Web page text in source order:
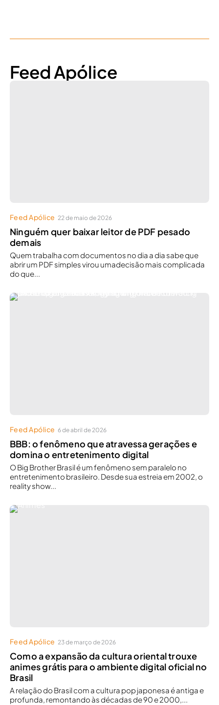
Feed Apólice
Feed Apólice 22 de maio de 2026
Ninguém quer baixar leitor de PDF pesado
demais
Quem trabalha com documentos no dia a dia sabe que
abrir um PDF simples virou umadecisão mais complicada
do que...
Feed Apólice 6 de abril de 2026
BBB: o fenômeno que atravessa gerações e
domina o entretenimento digital
O Big Brother Brasil é um fenômeno sem paralelo no
entretenimento brasileiro. Desde sua estreia em 2002, o
reality show...
Feed Apólice 23 de março de 2026
Como a expansão da cultura oriental trouxe
animes grátis para o ambiente digital oficial no
Brasil
A relação do Brasil com a cultura pop japonesa é antiga e
profunda, remontando às décadas de 90 e 2000,...